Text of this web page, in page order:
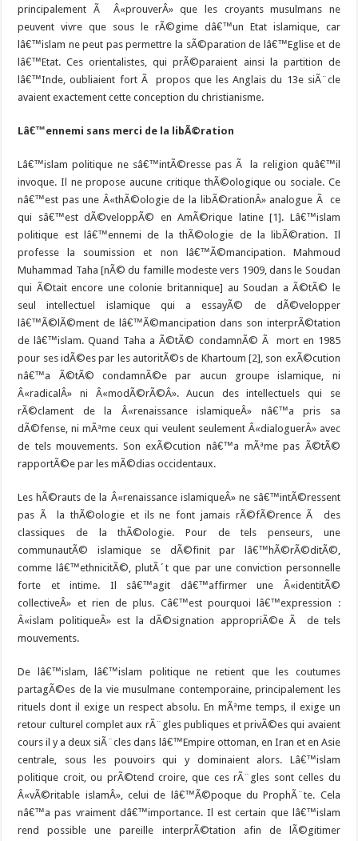
principalement Ã Â«prouverÂ» que les croyants musulmans ne
peuvent vivre que sous le rÃ©gime dâ€™un Etat islamique, car
lâ€™islam ne peut pas permettre la sÃ©paration de lâ€™Eglise et de
lâ€™Etat. Ces orientalistes, qui prÃ©paraient ainsi la partition de
lâ€™Inde, oubliaient fort Ã propos que les Anglais du 13e siÃ¨cle
avaient exactement cette conception du christianisme.
Lâ€™ennemi sans merci de la libÃ©ration
Lâ€™islam politique ne sâ€™intÃ©resse pas Ã la religion quâ€™il
invoque. Il ne propose aucune critique thÃ©ologique ou sociale. Ce
nâ€™est pas une Â«thÃ©ologie de la libÃ©rationÂ» analogue Ã ce
qui sâ€™est dÃ©veloppÃ© en AmÃ©rique latine [1]. Lâ€™islam
politique est lâ€™ennemi de la thÃ©ologie de la libÃ©ration. Il
professe la soumission et non lâ€™Ã©mancipation. Mahmoud
Muhammad Taha [nÃ© du famille modeste vers 1909, dans le Soudan
qui Ã©tait encore une colonie britannique] au Soudan a Ã©tÃ© le
seul intellectuel islamique qui a essayÃ© de dÃ©velopper
lâ€™Ã©lÃ©ment de lâ€™Ã©mancipation dans son interprÃ©tation
de lâ€™islam. Quand Taha a Ã©tÃ© condamnÃ© Ã mort en 1985
pour ses idÃ©es par les autoritÃ©s de Khartoum [2], son exÃ©cution
nâ€™a Ã©tÃ© condamnÃ©e par aucun groupe islamique, ni
Â«radicalÂ» ni Â«modÃ©rÃ©Â». Aucun des intellectuels qui se
rÃ©clament de la Â«renaissance islamiqueÂ» nâ€™a pris sa
dÃ©fense, ni mÃªme ceux qui veulent seulement Â«dialoguerÂ» avec
de tels mouvements. Son exÃ©cution nâ€™a mÃªme pas Ã©tÃ©
rapportÃ©e par les mÃ©dias occidentaux.
Les hÃ©rauts de la Â«renaissance islamiqueÂ» ne sâ€™intÃ©ressent
pas Ã la thÃ©ologie et ils ne font jamais rÃ©fÃ©rence Ã des
classiques de la thÃ©ologie. Pour de tels penseurs, une
communautÃ© islamique se dÃ©finit par lâ€™hÃ©rÃ©ditÃ©,
comme lâ€™ethnicitÃ©, plutÃ´t que par une conviction personnelle
forte et intime. Il sâ€™agit dâ€™affirmer une Â«identitÃ©
collectiveÂ» et rien de plus. Câ€™est pourquoi lâ€™expression :
Â«islam politiqueÂ» est la dÃ©signation appropriÃ©e Ã de tels
mouvements.
De lâ€™islam, lâ€™islam politique ne retient que les coutumes
partagÃ©es de la vie musulmane contemporaine, principalement les
rituels dont il exige un respect absolu. En mÃªme temps, il exige un
retour culturel complet aux rÃ¨gles publiques et privÃ©es qui avaient
cours il y a deux siÃ¨cles dans lâ€™Empire ottoman, en Iran et en Asie
centrale, sous les pouvoirs qui y dominaient alors. Lâ€™islam
politique croit, ou prÃ©tend croire, que ces rÃ¨gles sont celles du
Â«vÃ©ritable islamÂ», celui de lâ€™Ã©poque du ProphÃ¨te. Cela
nâ€™a pas vraiment dâ€™importance. Il est certain que lâ€™islam
rend possible une pareille interprÃ©tation afin de lÃ©gitimer